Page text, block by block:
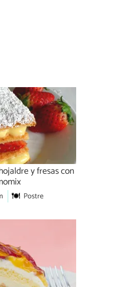
y fresas con
Postre